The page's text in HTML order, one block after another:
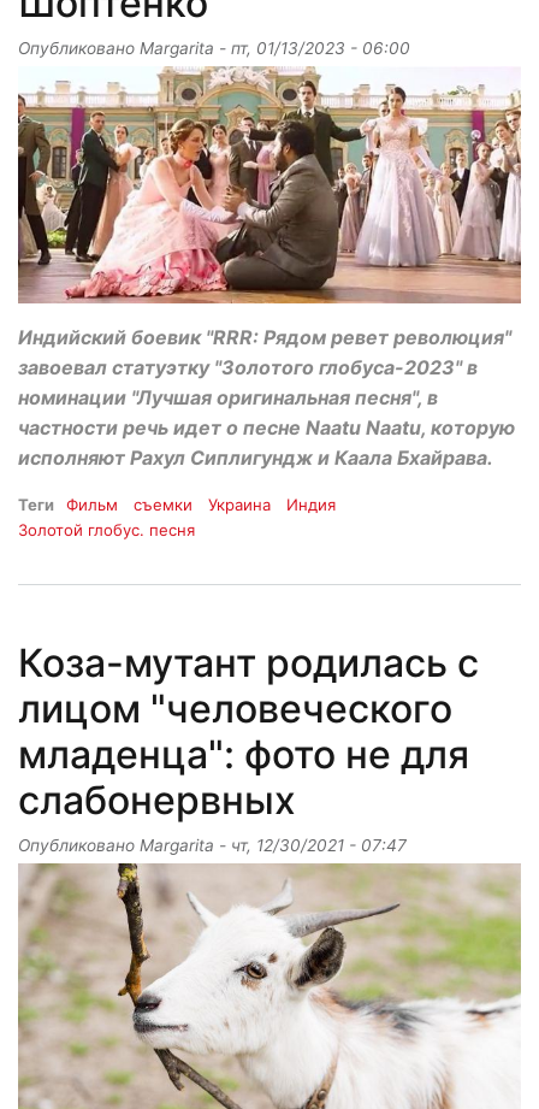
Опубликовано Margarita - пт, 01/13/2023 - 06:00
Индийский боевик "RRR: Рядом ревет революция"
завоевал статуэтку "Золотого глобуса-2023" в
номинации "Лучшая оригинальная песня", в
частности речь идет о песне Naatu Naatu, которую
исполняют Рахул Сиплигундж и Каала Бхайрава.
Теги Фильм съемки Украина
Индия
Золотой глобус. песня
Коза-мутант родилась с
лицом "человеческого
младенца": фото не для
слабонервных
Опубликовано Margarita - чт, 12/30/2021 - 07:47